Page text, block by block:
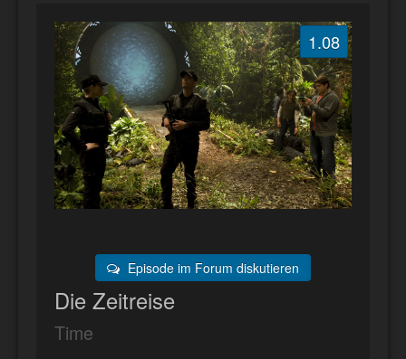
1.08
Episode im Forum diskutieren
Die Zeitreise
Time